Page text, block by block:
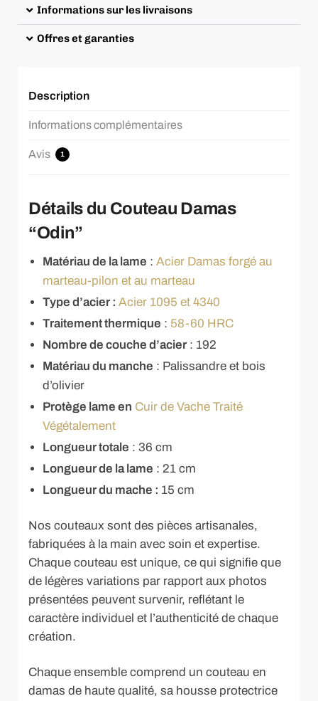
Informations sur les livraisons
Offres et garanties
Description
Informations complémentaires
Avis 1
Détails du Couteau Damas
“Odin”
Matériau de la lame : Acier Damas forgé au
marteau-pilon et au marteau
Type d’acier : Acier 1095 et 4340
Traitement thermique : 58-60 HRC
Nombre de couche d’acier : 192
Matériau du manche : Palissandre et bois
d’olivier
Protège lame en Cuir de Vache Traité
Végétalement
Longueur totale : 36 cm
Longueur de la lame : 21 cm
Longueur du mache : 15 cm
Nos couteaux sont des pièces artisanales,
fabriquées à la main avec soin et expertise.
Chaque couteau est unique, ce qui signifie que
de légères variations par rapport aux photos
présentées peuvent survenir, reflétant le
caractère individuel et l’authenticité de chaque
création.
Chaque ensemble comprend un couteau en
damas de haute qualité, sa housse protectrice